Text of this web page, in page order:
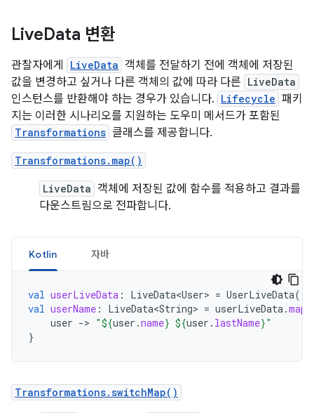
LiveData 변환
관찰자에게 LiveData 객체를 전달하기 전에 객체에 저장된
값을 변경하고 싶거나 다른 객체의 값에 따라 다른 LiveData
인스턴스를 반환해야 하는 경우가 있습니다. Lifecycle 패키
지는 이러한 시나리오를 지원하는 도우미 메서드가 포함된
Transformations 클래스를 제공합니다.
Transformations.map()
LiveData 객체에 저장된 값에 함수를 적용하고 결과를
다운스트림으로 전파합니다.
Kotlin 자바
val userLiveData : LiveData<User> = UserLiveData()
val userName : LiveData<String> = userLiveData.map
user -> "${user .name} ${user . lastName}"
}
Transformations.switchMap()